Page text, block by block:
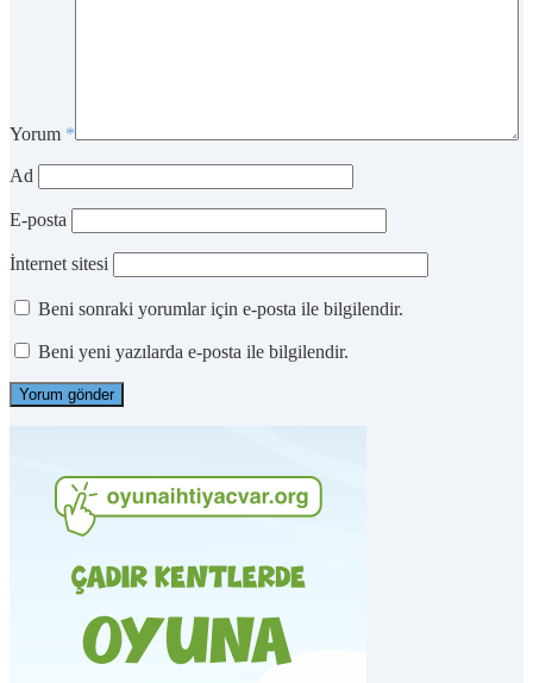
Yorum *
Ad
E-posta
İnternet sitesi
Beni sonraki yorumlar için e-posta ile bilgilendir.
Beni yeni yazılarda e-posta ile bilgilendir.